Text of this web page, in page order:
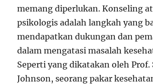
memang diperlukan. Konseling
psikologis adalah langkah yang
mendapatkan dukungan dan
dalam mengatasi masalah
Seperti yang dikatakan oleh Prof.
Johnson, seorang pakar